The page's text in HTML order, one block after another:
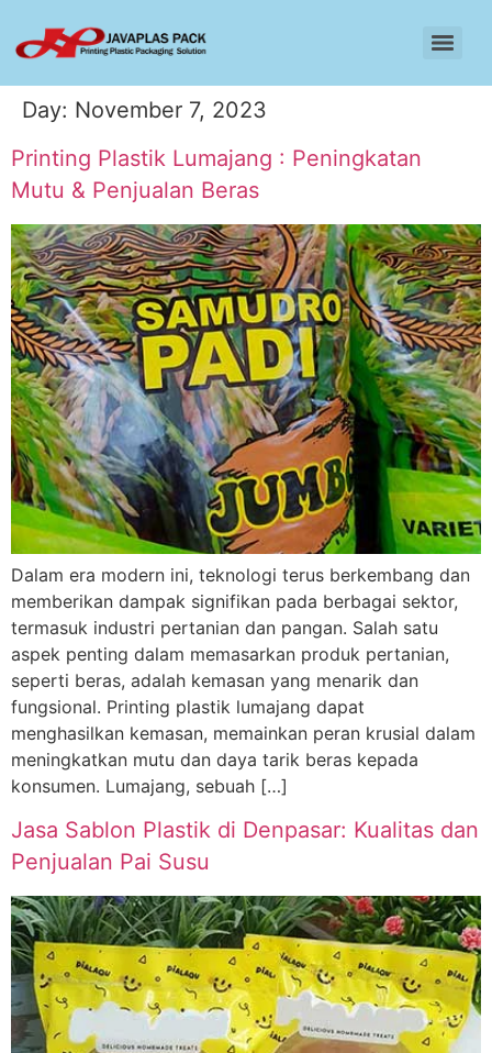
Day: November 7, 2023
Printing Plastik Lumajang : Peningkatan
Mutu & Penjualan Beras
Dalam era modern ini, teknologi terus berkembang dan
memberikan dampak signifikan pada berbagai sektor,
termasuk industri pertanian dan pangan. Salah satu
aspek penting dalam memasarkan produk pertanian,
seperti beras, adalah kemasan yang menarik dan
fungsional. Printing plastik lumajang dapat
menghasilkan kemasan, memainkan peran krusial dalam
meningkatkan mutu dan daya tarik beras kepada
konsumen. Lumajang, sebuah […]
Jasa Sablon Plastik di Denpasar: Kualitas dan
Penjualan Pai Susu